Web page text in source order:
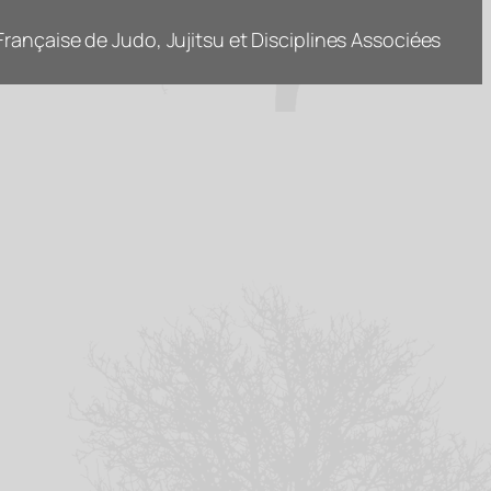
de Judo, Jujitsu et Disciplines Associées